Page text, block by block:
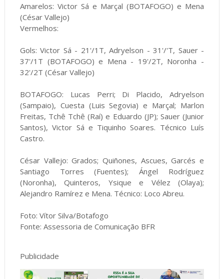
Amarelos: Victor Sá e Marçal (BOTAFOGO) e Mena
(César Vallejo)
Vermelhos:
Gols: Victor Sá - 21'/1T, Adryelson - 31'/'T, Sauer -
37'/1T (BOTAFOGO) e Mena - 19'/2T, Noronha -
32'/2T (César Vallejo)
BOTAFOGO: Lucas Perri; Di Placido, Adryelson
(Sampaio), Cuesta (Luis Segovia) e Marçal; Marlon
Freitas, Tchê Tchê (Raí) e Eduardo (JP); Sauer (Junior
Santos), Victor Sá e Tiquinho Soares. Técnico Luís
Castro.
César Vallejo: Grados; Quiñones, Ascues, Garcés e
Santiago Torres (Fuentes); Ángel Rodríguez
(Noronha), Quinteros, Ysique e Vélez (Olaya);
Alejandro Ramírez e Mena. Técnico: Loco Abreu.
Foto: Vítor Silva/Botafogo
Fonte: Assessoria de Comunicação BFR
Publicidade